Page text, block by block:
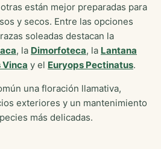
están mejor preparadas para
y secos. Entre las opciones
soleadas destacan la
, la Dimorfoteca, la Lantana
Vinca y el Euryops Pectinatus.
una floración llamativa,
exteriores y un mantenimiento
más delicadas.